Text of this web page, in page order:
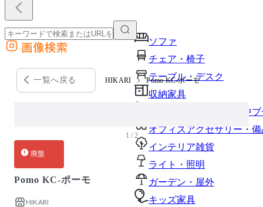
ソファ
チェア・椅子
テーブル・デスク
収納家具
パーソナルブース・集中
オフィスアクセサリー・備
インテリア雑貨
ライト・照明
ガーデン・屋外
キッズ家具
外部サイトの商品をカートに追加
他のサイトで見つけた商品ページのURLを貼り付けて、カートに追加できます
画像検索
一覧へ戻る HIKARI Pomo KC-ポーモ
1 / 2
廃盤
Pomo KC-ポーモ
HIKARI